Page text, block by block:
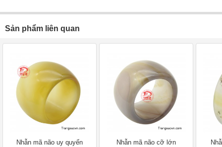
Sản phẩm liên quan
Nhẫn mã não uy quyến Nhẫn mã não cỡ lớn